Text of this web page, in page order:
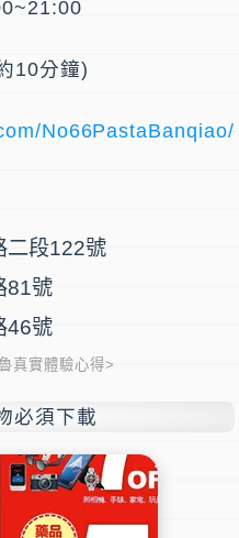
10分鐘)
No66PastaBanqiao/
二段122號
81號
46號
真實體驗心得>
必須下載